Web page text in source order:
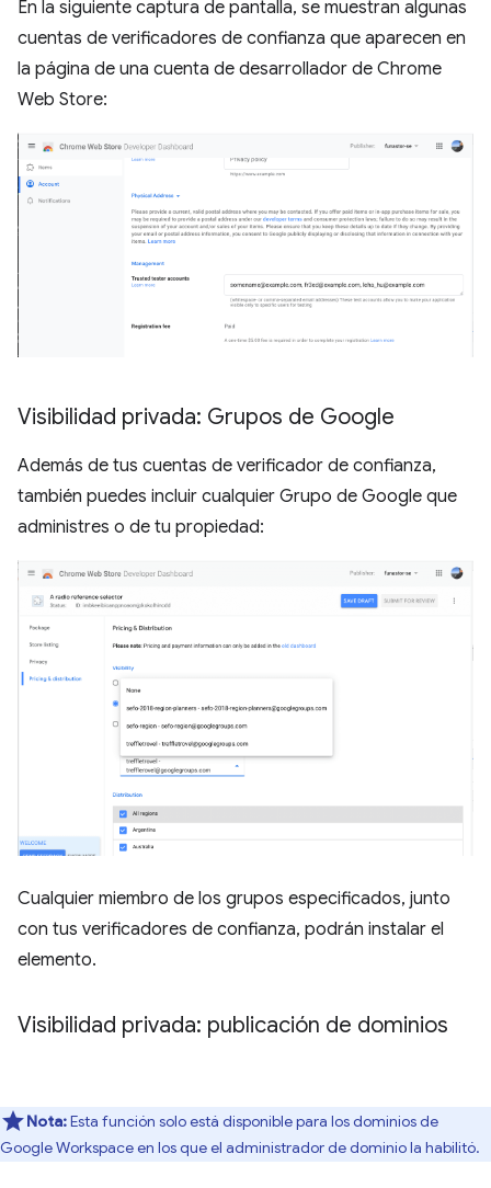
En la siguiente captura de pantalla, se muestran algunas
cuentas de verificadores de confianza que aparecen en
la página de una cuenta de desarrollador de Chrome
Web Store:
Visibilidad privada: Grupos de Google
Además de tus cuentas de verificador de confianza,
también puedes incluir cualquier Grupo de Google que
administres o de tu propiedad:
Cualquier miembro de los grupos especificados, junto
con tus verificadores de confianza, podrán instalar el
elemento.
Visibilidad privada: publicación de dominios
Nota:Esta función solo está disponible para los dominios de
Google Workspace en los que el administrador de dominio la habilitó.